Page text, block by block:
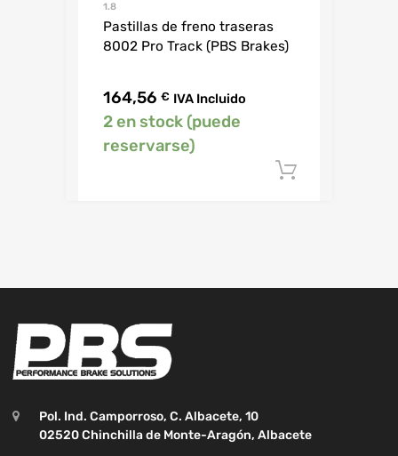
1.8
Pastillas de freno traseras
8002 Pro Track (PBS Brakes)
164,56 € IVA Incluido
2 en stock (puede
reservarse)
Pol. Ind. Camporroso, C. Albacete, 10
02520 Chinchilla de Monte-Aragón, Albacete